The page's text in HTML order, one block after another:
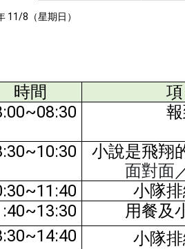
11/8（星期日）
時間 項
報
小說是飛翔
面對面
小隊
用餐及
小隊